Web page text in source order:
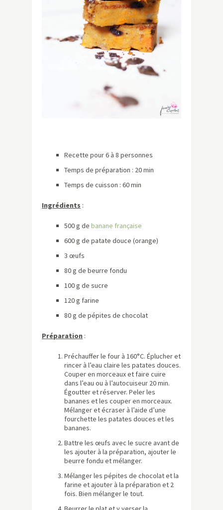
Recette pour 6 à 8 personnes
Temps de préparation : 20 min
Temps de cuisson : 60 min
Ingrédients :
500 g de banane française
600 g de patate douce (orange)
3 œufs
80 g de beurre fondu
100 g de sucre
120 g farine
80 g de pépites de chocolat
Préparation :
Préchauffer le four à 160°C. Éplucher et
rincer à l’eau claire les patates douces.
Couper en morceaux et faire cuire
dans l’eau ou à l’autocuiseur 20 min.
Égoutter et réserver. Peler les
bananes et les couper en morceaux.
Mélanger et écraser à l’aide d’une
fourchette les patates douces et les
bananes.
Battre les œufs avec le sucre avant de
les ajouter à la préparation, ajouter le
beurre fondu et mélanger.
Mélanger les pépites de chocolat et la
farine et ajouter à la préparation et 2
fois. Bien mélanger le tout.